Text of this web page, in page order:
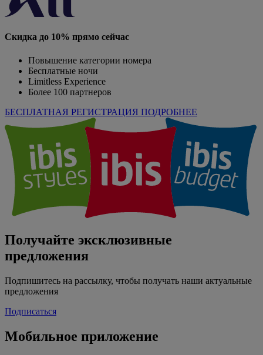
Скидка до 10% прямо сейчас
Повышение категории номера
Бесплатные ночи
Limitless Experience
Более 100 партнеров
БЕСПЛАТНАЯ РЕГИСТРАЦИЯ ПОДРОБНЕЕ
Получайте эксклюзивные
предложения
Подпишитесь на рассылку, чтобы получать наши актуальные
предложения
Подписаться
Мобильное приложение